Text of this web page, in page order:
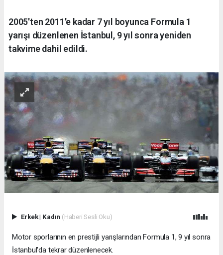
2005'ten 2011'e kadar 7 yıl boyunca Formula 1
yarışı düzenlenen İstanbul, 9 yıl sonra yeniden
takvime dahil edildi.
Erkek| Kadın (Haberi Sesli Oku)
Motor sporlarının en prestijli yarışlarından Formula 1, 9 yıl sonra
İstanbul'da tekrar düzenlenecek.